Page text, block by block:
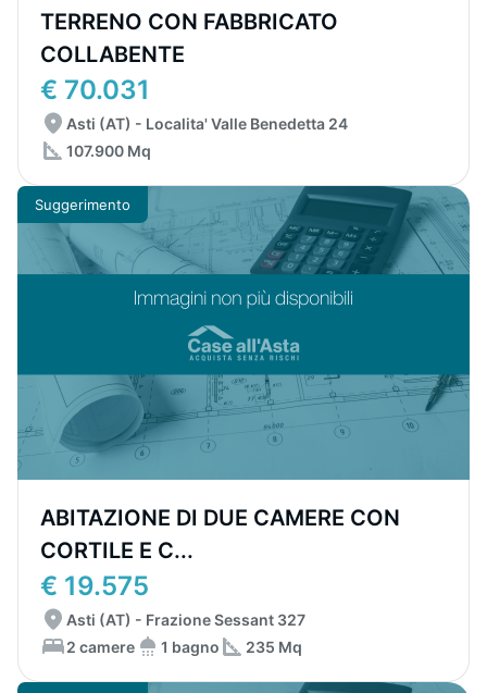
TERRENO CON FABBRICATO
COLLABENTE
€ 70.031
Asti (AT) - Localita' Valle Benedetta 24
107.900 Mq
Suggerimento
ABITAZIONE DI DUE CAMERE CON
CORTILE E C...
€ 19.575
Asti (AT) - Frazione Sessant 327
2 camere
1 bagno 235 Mq